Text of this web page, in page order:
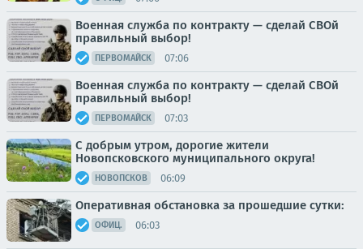
Военная служба по контракту — сделай СВОй
правильный выбор!
ПЕРВОМАЙСК 07:06
Военная служба по контракту — сделай СВОй
правильный выбор!
ПЕРВОМАЙСК 07:03
С добрым утром, дорогие жители
Новопсковского муниципального округа!
НОВОПСКОВ 06:09
Оперативная обстановка за прошедшие сутки:
ОФИЦ. 06:03